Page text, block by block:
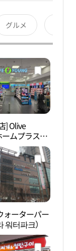
グルメ
] Olive
ムプラスヨ
（永登浦）店
홈플러스영등
ォーターパー
워터파크）